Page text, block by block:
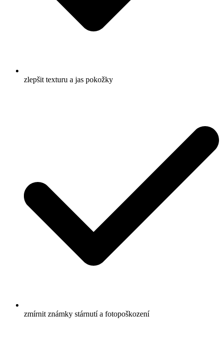
zlepšit texturu a jas pokožky
zmírnit známky stárnutí a fotopoškození